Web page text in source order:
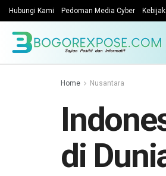
Hubungi Kami Pedoman Media Cyber
Home Nusantara
di